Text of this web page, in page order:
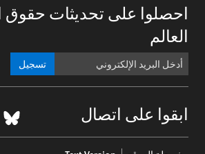
احصلوا على تحديثات حقوق
العالم
تسجيل
ابقوا على اتصال